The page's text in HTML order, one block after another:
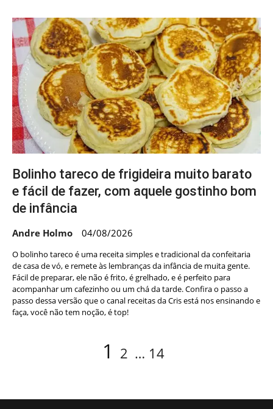
Bolinho tareco de frigideira muito barato
e fácil de fazer, com aquele gostinho bom
de infância
Andre Holmo 04/08/2026
O bolinho tareco é uma receita simples e tradicional da confeitaria
de casa de vó, e remete às lembranças da infância de muita gente.
Fácil de preparar, ele não é frito, é grelhado, e é perfeito para
acompanhar um cafezinho ou um chá da tarde. Confira o passo a
passo dessa versão que o canal receitas da Cris está nos ensinando e
faça, você não tem noção, é top!
Page
1 Page
2 … Page
14